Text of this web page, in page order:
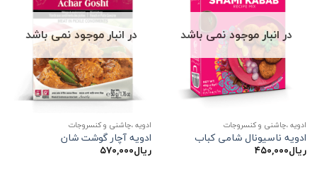
در انبار موجود نمی باشد
ادویه ،چاشنی و کنسروجات
ادویه ناسیونال شامی کباب
ریال۴۵۰,۰۰۰
در انبار موجود نمی باشد
ادویه ،چاشنی و کنسروجات
ادویه آچار گوشت شان
ریال۵۷۰,۰۰۰